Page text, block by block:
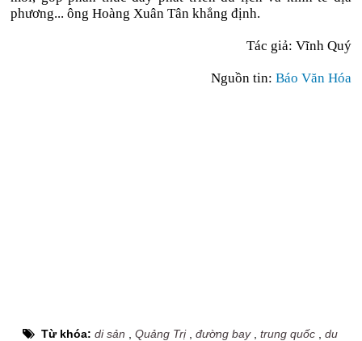
phương... ông Hoàng Xuân Tân khẳng định.
Tác giả: Vĩnh Quý
Nguồn tin: Báo Văn Hóa
Từ khóa:di sản ,Quảng Trị,đường bay,trung quốc ,du